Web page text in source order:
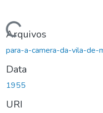
Carregando...
Arquivos
para-a-camera-da-vila-de-
Data
1955
URI